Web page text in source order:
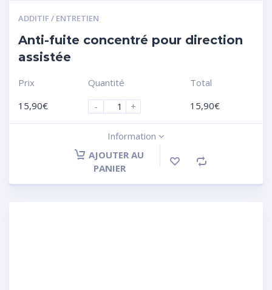
ADDITIF / ENTRETIEN
Anti-fuite concentré pour direction
assistée
Prix
15,90€
Quantité
-
+
Total
15,90€
Information
AJOUTER AU
PANIER